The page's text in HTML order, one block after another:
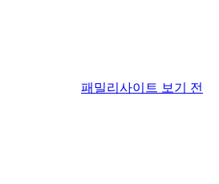
패밀리사이트 보기 전